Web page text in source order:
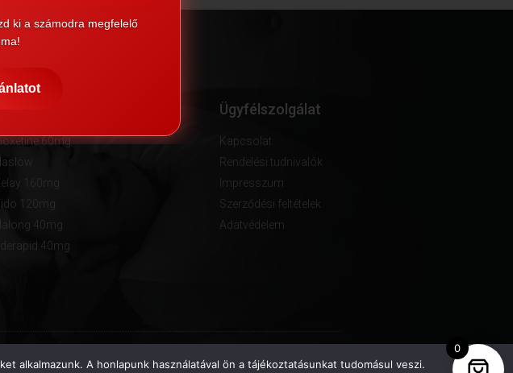
teljesítményfokozók
60mg
160mg
120mg
40mg
40mg
Ügyfélszolgálat
Kapcsolat
Rendelési tudnivalók
Impresszum
Szerződési feltételek
Adatvédelem
kamagraazonnal.com
0
alkalmazunk. A honlapunk használatával ön a tájékoztatásunkat tudomásul veszi.
ki a számodra megfelelő